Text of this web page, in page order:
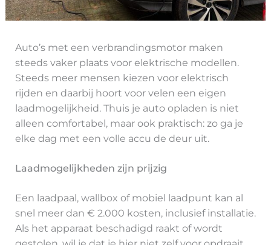
Auto’s met een verbrandingsmotor maken
steeds vaker plaats voor elektrische modellen.
Steeds meer mensen kiezen voor elektrisch
rijden en daarbij hoort voor velen een eigen
laadmogelijkheid. Thuis je auto opladen is niet
alleen comfortabel, maar ook praktisch: zo ga je
elke dag met een volle accu de deur uit.
Laadmogelijkheden zijn prijzig
Een laadpaal, wallbox of mobiel laadpunt kan al
snel meer dan € 2.000 kosten, inclusief installatie.
Als het apparaat beschadigd raakt of wordt